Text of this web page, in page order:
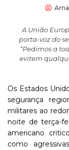
A União
porta-voz do
“Pedimos a
evitem
Os Estados
segurança
militares ao
noite de terça-
americano
como